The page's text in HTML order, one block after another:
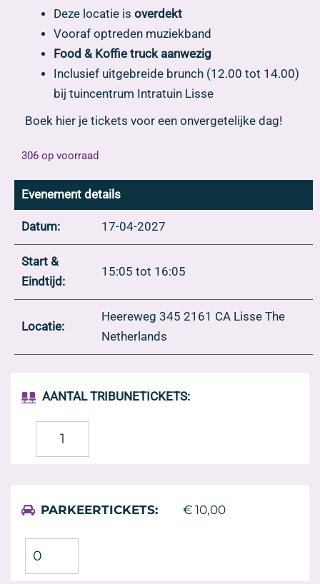
Deze locatie is overdekt
Vooraf optreden muziekband
Food & Koffie truck aanwezig
Inclusief uitgebreide brunch (12.00 tot 14.00)
bij tuincentrum Intratuin Lisse
Boek hier je tickets voor een onvergetelijke dag!
306 op voorraad
Evenement details
Datum: 17-04-2027
Start &
Eindtijd:
15:05 tot 16:05
Locatie:
Heereweg 345 2161 CA Lisse The
Netherlands
AANTAL TRIBUNETICKETS:
PARKEERTICKETS:
€ 10,00